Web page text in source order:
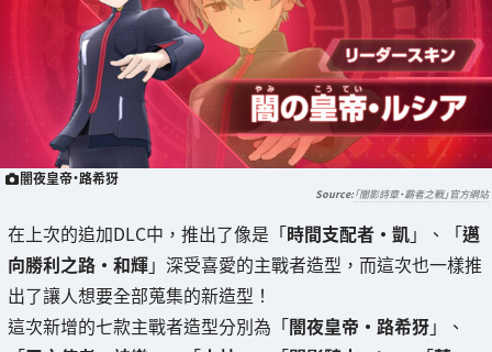
闇夜皇帝・路希犽
「闇影詩章‧霸者之戰」官方網站
在上次的追加DLC中，推出了像是「時間支配者・凱」、「邁
向勝利之路・和輝」深受喜愛的主戰者造型，而這次也一樣推
出了讓人想要全部蒐集的新造型！
這次新增的七款主戰者造型分別為「闇夜皇帝・路希犽」、